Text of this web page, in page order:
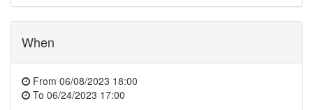
When
From 06/08/2023 18:00
To 06/24/2023 17:00